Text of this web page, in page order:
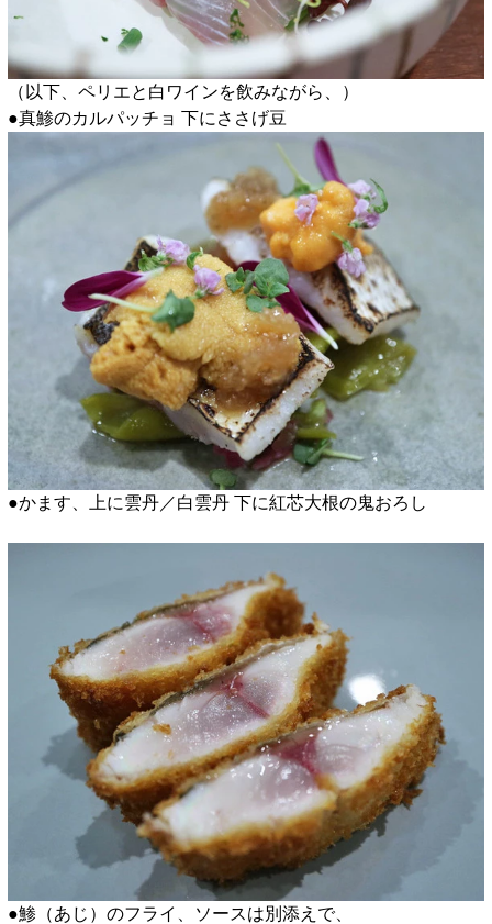
（以下、ペリエと白ワインを飲みながら、）
●真鯵のカルパッチョ 下にささげ豆
●かます、上に雲丹／白雲丹 下に紅芯大根の鬼おろし
●鯵（あじ）のフライ、ソースは別添えで、